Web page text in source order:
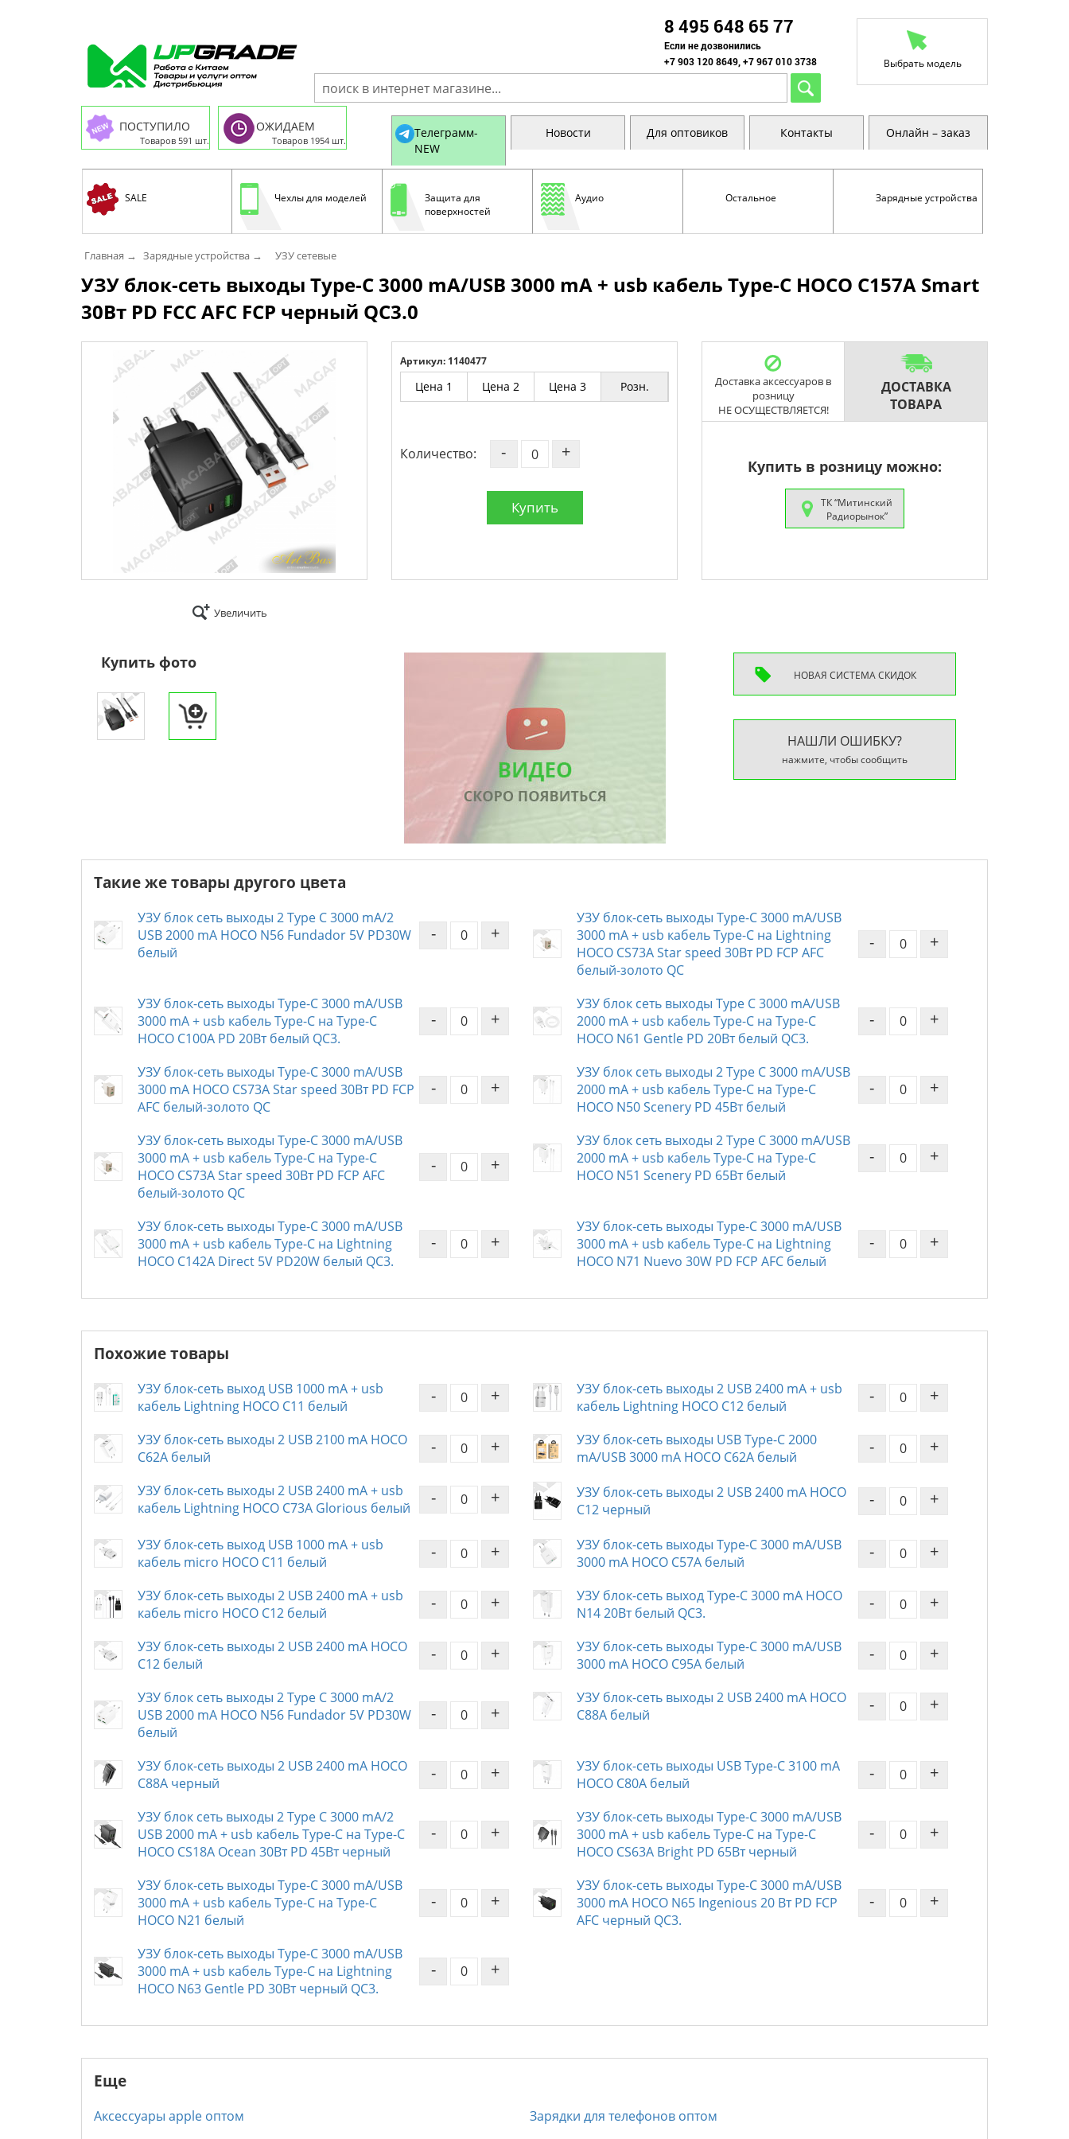
8 495 648 65 77
Если не дозвонились
+7 903 120 8649, +7 967 010 3738
Выбрать модель
ПОСТУПИЛО
Товаров 591 шт.
ОЖИДАЕМ
Товаров 1954 шт.
Телеграмм-
NEW
Новости Для оптовиков Контакты Онлайн – заказ
SALE Чехлы для моделей
Защита для
поверхностей
Аудио Остальное Зарядные устройства
Главная → Зарядные устройства → УЗУ сетевые
УЗУ блок-сеть выходы Type-C 3000 mA/USB 3000 mA + usb кабель Type-C HOCO C157A Smart
30Вт PD FCC AFC FCP черный QC3.0
Увеличить
Артикул: 1140477
Цена 1 Цена 2 Цена 3 Розн.
Количество: - +
Купить
Доставка аксессуаров в
розницу
НЕ ОСУЩЕСТВЛЯЕТСЯ!
ДОСТАВКА
ТОВАРА
Купить в розницу можно:
ТК “Митинский
Радиорынок”
Купить фото
НОВАЯ СИСТEМА СКИДОК
НАШЛИ ОШИБКУ?
нажмите, чтобы сообщить
Такие же товары другого цвета
УЗУ блок сеть выходы 2 Type C 3000 mA/2
USB 2000 mA HOCO N56 Fundador 5V PD30W
белый
- +
УЗУ блок-сеть выходы Type-C 3000 mA/USB
3000 mA + usb кабель Type-C на Lightning
HOCO CS73A Star speed 30Вт PD FCP AFC
белый-золото QC
- +
УЗУ блок-сеть выходы Type-C 3000 mA/USB
3000 mA + usb кабель Type-C на Type-C
HOCO C100A PD 20Вт белый QC3.
- +
УЗУ блок сеть выходы Type C 3000 mA/USB
2000 mA + usb кабель Type-C на Type-C
HOCO N61 Gentle PD 20Вт белый QC3.
- +
УЗУ блок-сеть выходы Type-C 3000 mA/USB
3000 mA HOCO CS73A Star speed 30Вт PD FCP
AFC белый-золото QC
- +
УЗУ блок сеть выходы 2 Type C 3000 mA/USB
2000 mA + usb кабель Type-C на Type-C
HOCO N50 Scenery PD 45Вт белый
- +
УЗУ блок-сеть выходы Type-C 3000 mA/USB
3000 mA + usb кабель Type-C на Type-C
HOCO CS73A Star speed 30Вт PD FCP AFC
белый-золото QC
- +
УЗУ блок сеть выходы 2 Type C 3000 mA/USB
2000 mA + usb кабель Type-C на Type-C
HOCO N51 Scenery PD 65Вт белый
- +
УЗУ блок-сеть выходы Type-C 3000 mA/USB
3000 mA + usb кабель Type-C на Lightning
HOCO C142A Direct 5V PD20W белый QC3.
- +
УЗУ блок-сеть выходы Type-C 3000 mA/USB
3000 mA + usb кабель Type-C на Lightning
HOCO N71 Nuevo 30W PD FCP AFC белый
- +
Похожие товары
УЗУ блок-сеть выход USB 1000 mA + usb
кабель Lightning HOCO C11 белый
- +
УЗУ блок-сеть выходы 2 USB 2400 mA + usb
кабель Lightning HOCO C12 белый
- +
УЗУ блок-сеть выходы 2 USB 2100 mA HOCO
C62A белый
- +
УЗУ блок-сеть выходы USB Type-C 2000
mA/USB 3000 mA HOCO C62A белый
- +
УЗУ блок-сеть выходы 2 USB 2400 mA + usb
кабель Lightning HOCO C73A Glorious белый
- +
УЗУ блок-сеть выходы 2 USB 2400 mA HOCO
C12 черный
- +
УЗУ блок-сеть выход USB 1000 mA + usb
кабель micro HOCO C11 белый
- +
УЗУ блок-сеть выходы Type-C 3000 mA/USB
3000 mA HOCO C57A белый
- +
УЗУ блок-сеть выходы 2 USB 2400 mA + usb
кабель micro HOCO C12 белый
- +
УЗУ блок-сеть выход Type-C 3000 mA HOCO
N14 20Вт белый QC3.
- +
УЗУ блок-сеть выходы 2 USB 2400 mA HOCO
C12 белый
- +
УЗУ блок-сеть выходы Type-C 3000 mA/USB
3000 mA HOCO C95A белый
- +
УЗУ блок сеть выходы 2 Type C 3000 mA/2
USB 2000 mA HOCO N56 Fundador 5V PD30W
белый
- +
УЗУ блок-сеть выходы 2 USB 2400 mA HOCO
C88A белый
- +
УЗУ блок-сеть выходы 2 USB 2400 mA HOCO
C88A черный
- +
УЗУ блок-сеть выходы USB Type-C 3100 mA
HOCO C80A белый
- +
УЗУ блок сеть выходы 2 Type C 3000 mA/2
USB 2000 mA + usb кабель Type-C на Type-C
HOCO CS18A Ocean 30Вт PD 45Вт черный
- +
УЗУ блок-сеть выходы Type-C 3000 mA/USB
3000 mA + usb кабель Type-C на Type-C
HOCO CS63A Bright PD 65Вт черный
- +
УЗУ блок-сеть выходы Type-C 3000 mA/USB
3000 mA + usb кабель Type-C на Type-C
HOCO N21 белый
- +
УЗУ блок-сеть выходы Type-C 3000 mA/USB
3000 mA HOCO N65 Ingenious 20 Вт PD FCP
AFC черный QC3.
- +
УЗУ блок-сеть выходы Type-C 3000 mA/USB
3000 mA + usb кабель Type-C на Lightning
HOCO N63 Gentle PD 30Вт черный QC3.
- +
Еще
Аксессуары apple оптом Зарядки для телефонов оптом